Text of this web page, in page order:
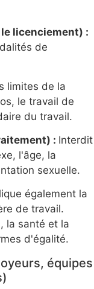
licenciement) :
de
limites de la
le travail de
du travail.
: Interdit
l'âge, la
sexuelle.
également la
de travail.
la santé et la
d'égalité.
équipes